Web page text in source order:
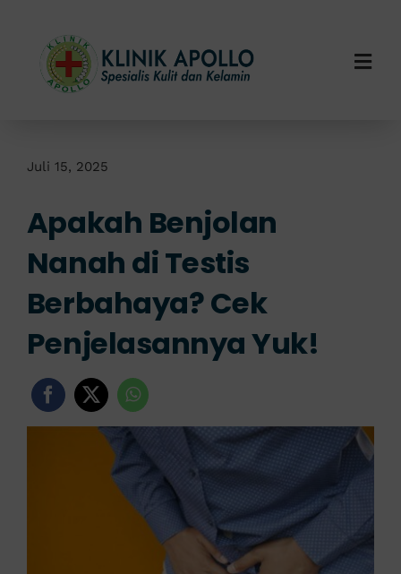
content
Layanan Kami
Info Klinik
Juli 15, 2025
Apakah Benjolan
Nanah di Testis
Berbahaya? Cek
Penjelasannya Yuk!